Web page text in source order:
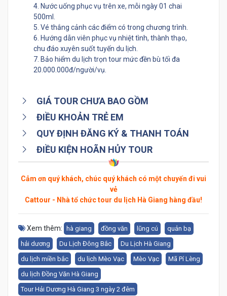
4. Nước uống phục vụ trên xe, mỗi ngày 01 chai
500ml.
5. Vé thắng cảnh các điểm có trong chương trình.
6. Hướng dẫn viên phục vụ nhiệt tình, thành thạo,
chu đáo xuyên suốt tuyến du lịch.
7. Bảo hiểm du lịch trọn tour mức đền bù tối đa
20.000.000đ/người/vụ.
GIÁ TOUR CHƯA BAO GỒM
ĐIỀU KHOẢN TRẺ EM
QUY ĐỊNH ĐĂNG KÝ & THANH TOÁN
ĐIỀU KIỆN HOÃN HỦY TOUR
Cảm ơn quý khách, chúc quý khách có một chuyến đi vui
vẻ
Cattour - Nhà tổ chức tour du lịch Hà Giang hàng đầu!
Xem thêm: hà giang đồng văn lũng cú
quản bạ
hải dương
Du Lịch Đông Bắc
Du Lịch Hà Giang
du lịch miền bắc
du lịch Mèo Vạc Mèo Vạc
Mã Pí Lèng
du lịch Đồng Văn Hà Giang
Tour Hải Dương Hà Giang 3 ngày 2 đêm